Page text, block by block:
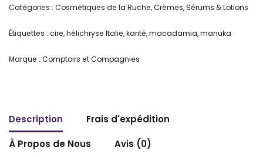
Catégories : Cosmétiques de la Ruche,Crèmes, Sérums & Lotions
Étiquettes : cire,hélichryse Italie,karité,macadamia,manuka
Marque : Comptoirs et Compagnies
Description
Frais d'expédition
À Propos de Nous
Avis (0)